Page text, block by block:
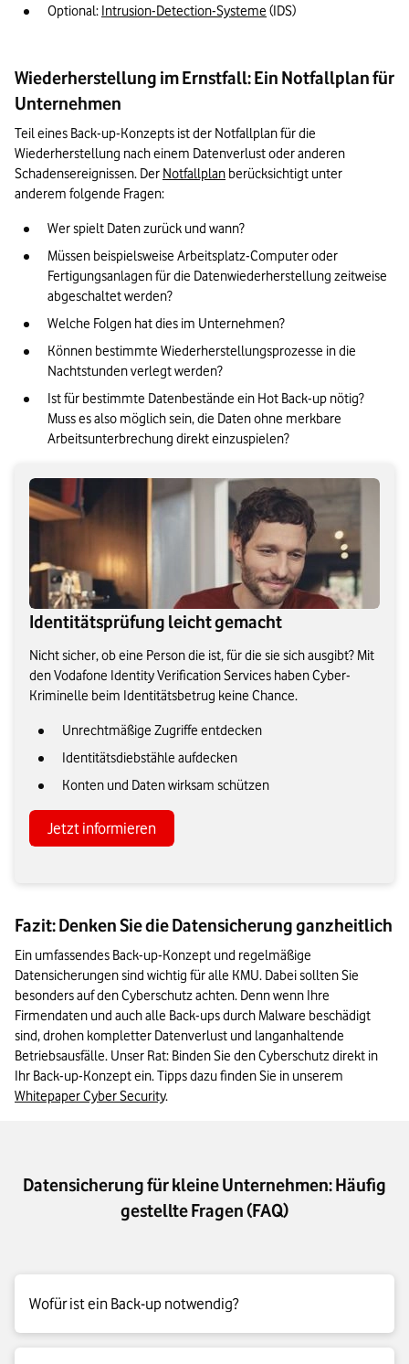
Optional: Intrusion-Detection-Systeme (IDS)
Wiederherstellung im Ernstfall: Ein Notfallplan für
Unternehmen
Teil eines Back-up-Konzepts ist der Notfallplan für die
Wiederherstellung nach einem Datenverlust oder anderen
Schadensereignissen. Der Notfallplan berücksichtigt unter
anderem folgende Fragen:
Wer spielt Daten zurück und wann?
Müssen beispielsweise Arbeitsplatz-Computer oder
Fertigungsanlagen für die Datenwiederherstellung zeitweise
abgeschaltet werden?
Welche Folgen hat dies im Unternehmen?
Können bestimmte Wiederherstellungsprozesse in die
Nachtstunden verlegt werden?
Ist für bestimmte Datenbestände ein Hot Back-up nötig?
Muss es also möglich sein, die Daten ohne merkbare
Arbeitsunterbrechung direkt einzuspielen?
Identitätsprüfung leicht gemacht
Nicht sicher, ob eine Person die ist, für die sie sich ausgibt? Mit
den Vodafone Identity Verification Services haben Cyber-
Kriminelle beim Identitätsbetrug keine Chance.
Unrechtmäßige Zugriffe entdecken
Identitätsdiebstähle aufdecken
Konten und Daten wirksam schützen
Jetzt informieren
Fazit: Denken Sie die Datensicherung ganzheitlich
Ein umfassendes Back-up-Konzept und regelmäßige
Datensicherungen sind wichtig für alle KMU. Dabei sollten Sie
besonders auf den Cyberschutz achten. Denn wenn Ihre
Firmendaten und auch alle Back-ups durch Malware beschädigt
sind, drohen kompletter Datenverlust und langanhaltende
Betriebsausfälle. Unser Rat: Binden Sie den Cyberschutz direkt in
Whitepaper Cyber Security.
Datensicherung für kleine Unternehmen: Häufig
gestellte Fragen (FAQ)
Wofür ist ein Back-up notwendig?